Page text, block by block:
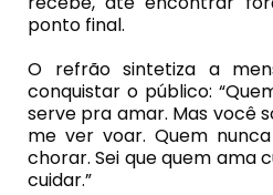
ponto final.
O refrão sintetiza a
conquistar o público:
serve pra amar. Mas você
me ver voar. Quem
chorar. Sei que quem ama
cuidar.”